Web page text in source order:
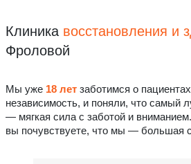
Клиника восстановления и
Фроловой
Мы уже 18 лет заботимся о
независимость, и поняли, что самый
— мягкая сила с заботой и
вы почувствуете, что мы — большая